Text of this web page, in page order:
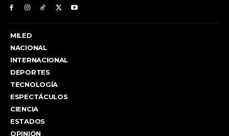
MILED
NACIONAL
INTERNACIONAL
DEPORTES
TECNOLOGÍA
ESPECTÁCULOS
CIENCIA
ESTADOS
OPINIÓN